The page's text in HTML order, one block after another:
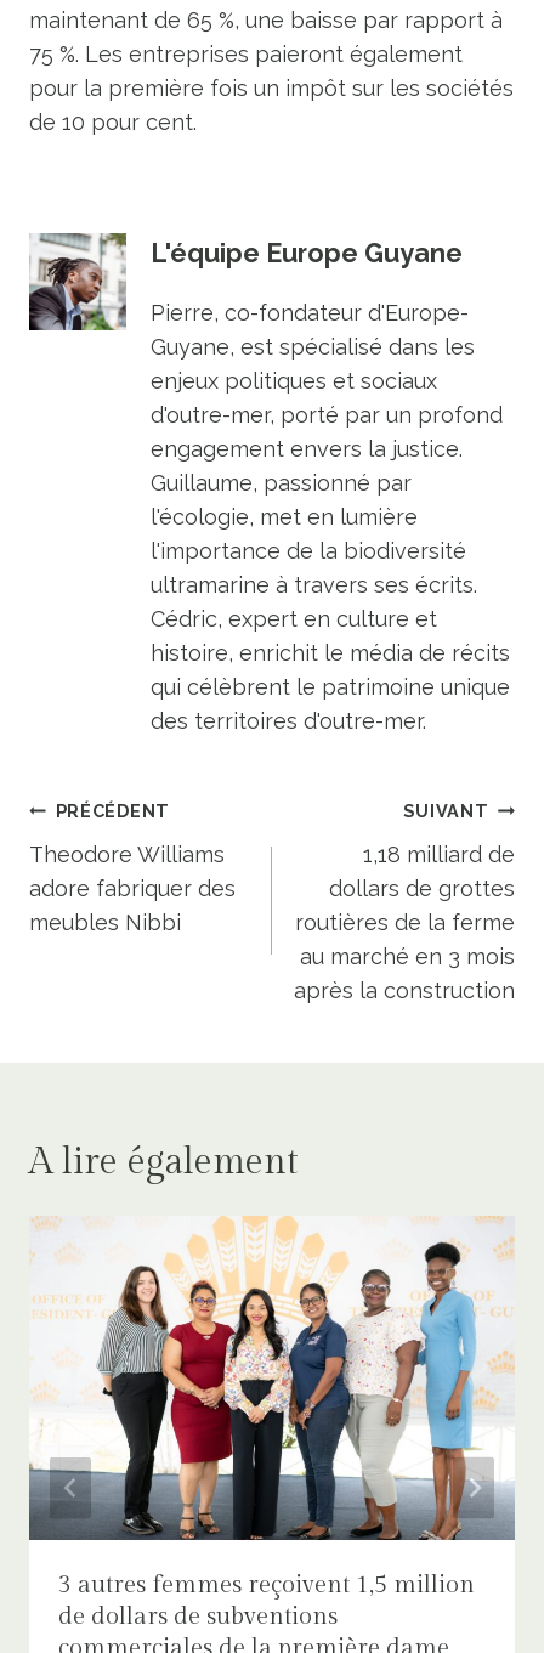
maintenant de 65 %, une baisse par rapport à
75 %. Les entreprises paieront également
pour la première fois un impôt sur les sociétés
de 10 pour cent.
L'équipe Europe Guyane
Pierre, co-fondateur d'Europe-
Guyane, est spécialisé dans les
enjeux politiques et sociaux
d'outre-mer, porté par un profond
engagement envers la justice.
Guillaume, passionné par
l'écologie, met en lumière
l'importance de la biodiversité
ultramarine à travers ses écrits.
Cédric, expert en culture et
histoire, enrichit le média de récits
qui célèbrent le patrimoine unique
des territoires d'outre-mer.
Navigation
de
l’article
PRÉCÉDENT
Theodore Williams
adore fabriquer des
meubles Nibbi
SUIVANT
1,18 milliard de
dollars de grottes
routières de la ferme
au marché en 3 mois
après la construction
A lire également
3 autres femmes reçoivent 1,5 million
de dollars de subventions